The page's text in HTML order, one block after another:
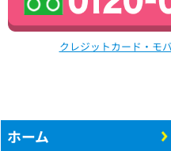
クレジットカード・モ
ホーム